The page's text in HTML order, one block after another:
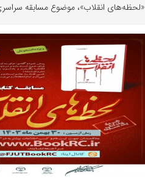
«لحظه‌های انقلاب»، موضوع مسابقه